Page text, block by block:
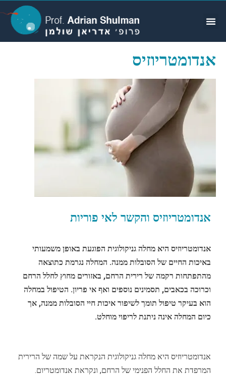
אנדומטריוזיס
אנדומטריוזיס והקשר לאי פוריות
אנדומטריוזיס היא מחלה גניקולוגית הפוגעת באופן משמעותי
באיכות החיים של הסובלות ממנה. המחלה נגרמת כתוצאה
מהתפתחות רקמה של רירית הרחם, באזורים מחוץ לחלל הרחם
וכרוכה בכאבים, תסמינים נוספים ואף אי פריון. הטיפול במחלה
הוא בעיקר טיפול תומך לשיפור איכות חיי הסובלות ממנה, אך
כיום המחלה אינה ניתנת לריפוי מוחלט.
אנדומטריוזיס היא מחלה גניקולוגית הנקראת על שמה של הרירית
המרפדת את החלל הפנימי של הרחם, ונקראת אנדומטריום.